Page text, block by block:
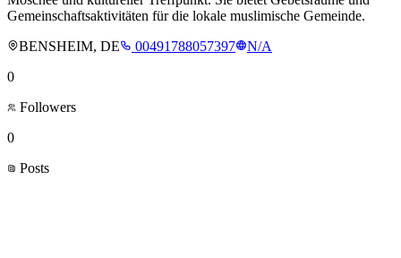
Gemeinschaftsaktivitäten für die lokale muslimische Gemeinde.
BENSHEIM, DE
00491788057397
N/A
0
Followers
0
Posts